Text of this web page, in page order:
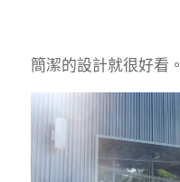
簡潔的設計就很好看。